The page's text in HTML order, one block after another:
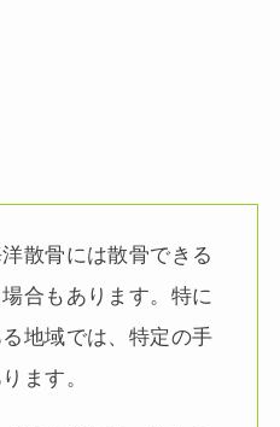
散骨には散骨できる
合もあります。特に
地域では、特定の手
ます。